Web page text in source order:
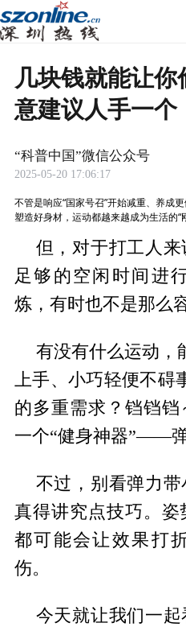
几块钱就能让
意建议人手一个
“科普中国”微信公众号
2025-05-20 17:06:17
不管是响应“国家号召”开始减重、养成
塑造好身材，运动都越来越成为生活的“
但，对于打工人
足够的空闲时间进
炼，有时也不是那
有没有什么运动，
上手、小巧轻便不碍
的多重需求？铛铛
一个“健身神器”——弹
不过，别看弹力
真得讲究点技巧。姿
都可能会让效果打
伤。
今天就让我们一